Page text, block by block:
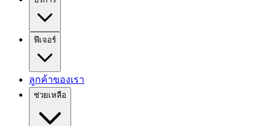
ฟีเจอร์
ลูกค้าของเรา
ช่วยเหลือ